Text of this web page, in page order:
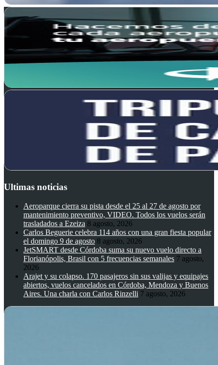
Ultimas noticias
Aeroparque cierra su pista desde el 25 al 27 de agosto por
mantenimiento preventivo, VIDEO. Todos los vuelos serán
trasladados a Ezeiza 8 agosto, 2026
Carlos Beguerie celebra 114 años con una gran fiesta popular
el domingo 9 de agosto 8 agosto, 2026
JetSMART desde Córdoba suma su nuevo vuelo directo a
Florianópolis, Brasil con 5 frecuencias semanales 7 agosto,
2026
Arajet y su colapso. 170 pasajeros sin sus valijas y equipajes
abiertos, vuelos cancelados en Córdoba, Mendoza y Buenos
Aires. Una charla con Carlos Rinzelli 7 agosto, 2026